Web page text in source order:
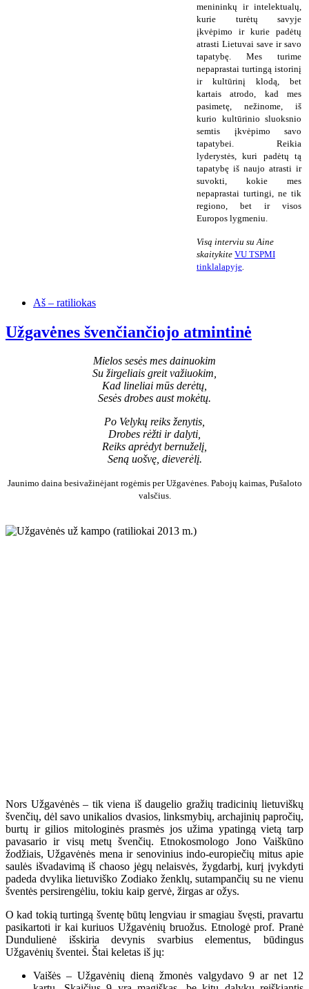
menininkų ir intelektualų,
kurie turėtų savyje
įkvėpimo ir kurie padėtų
atrasti Lietuvai save ir savo
tapatybę. Mes turime
nepaprastai turtingą istorinį
ir kultūrinį klodą, bet
kartais atrodo, kad mes
pasimetę, nežinome, iš
kurio kultūrinio sluoksnio
semtis įkvėpimo savo
tapatybei. Reikia
lyderystės, kuri padėtų tą
tapatybę iš naujo atrasti ir
suvokti, kokie mes
nepaprastai turtingi, ne tik
regiono, bet ir visos
Europos lygmeniu.
Visą interviu su Aine
skaitykite VU TSPMI
tinklalapyje
Aš – ratiliokas
Užgavėnes švenčiančiojo atmintinė
Mielos sesės mes dainuokim
Su žirgeliais greit važiuokim,
Kad lineliai mūs derėtų,
Sesės drobes aust mokėtų.
Po Velykų reiks ženytis,
Drobes rėžti ir dalyti,
Reiks aprėdyt bernuželį,
Seną uošvę, dieverėlį.
Jaunimo daina besivažinėjant rogėmis per Užgavėnes. Pabojų kaimas, Pušaloto
valsčius.
Nors Užgavėnės – tik viena iš daugelio gražių tradicinių lietuviškų
švenčių, dėl savo unikalios dvasios, linksmybių, archajinių papročių,
burtų ir gilios mitologinės prasmės jos užima ypatingą vietą tarp
pavasario ir visų metų švenčių. Etnokosmologo Jono Vaiškūno
žodžiais, Užgavėnės mena ir senovinius indo-europiečių mitus apie
saulės išvadavimą iš chaoso jėgų nelaisvės, žygdarbį, kurį įvykdyti
padeda dvylika lietuviško Zodiako ženklų, sutampančių su ne vienu
šventės persirengėliu, tokiu kaip gervė, žirgas ar ožys.
O kad tokią turtingą šventę būtų lengviau ir smagiau švęsti, pravartu
pasikartoti ir kai kuriuos Užgavėnių bruožus. Etnologė prof. Pranė
Dundulienė išskiria devynis svarbius elementus, būdingus
Užgavėnių šventei. Štai keletas iš jų:
Vaišės – Užgavėnių dieną žmonės valgydavo 9 ar net 12